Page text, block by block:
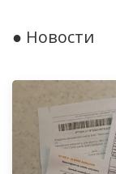
● Новости